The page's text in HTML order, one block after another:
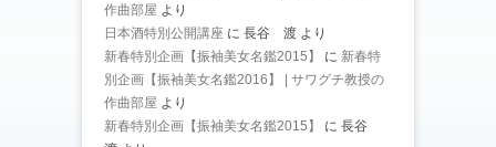
作曲部屋 より
日本酒特別公開講座 に 長谷 渡 より
新春特別企画【振袖美女名鑑2015】
に 新春特
別企画【振袖美女名鑑2016】 | サワグチ教授の
作曲部屋 より
新春特別企画【振袖美女名鑑2015】
に 長谷